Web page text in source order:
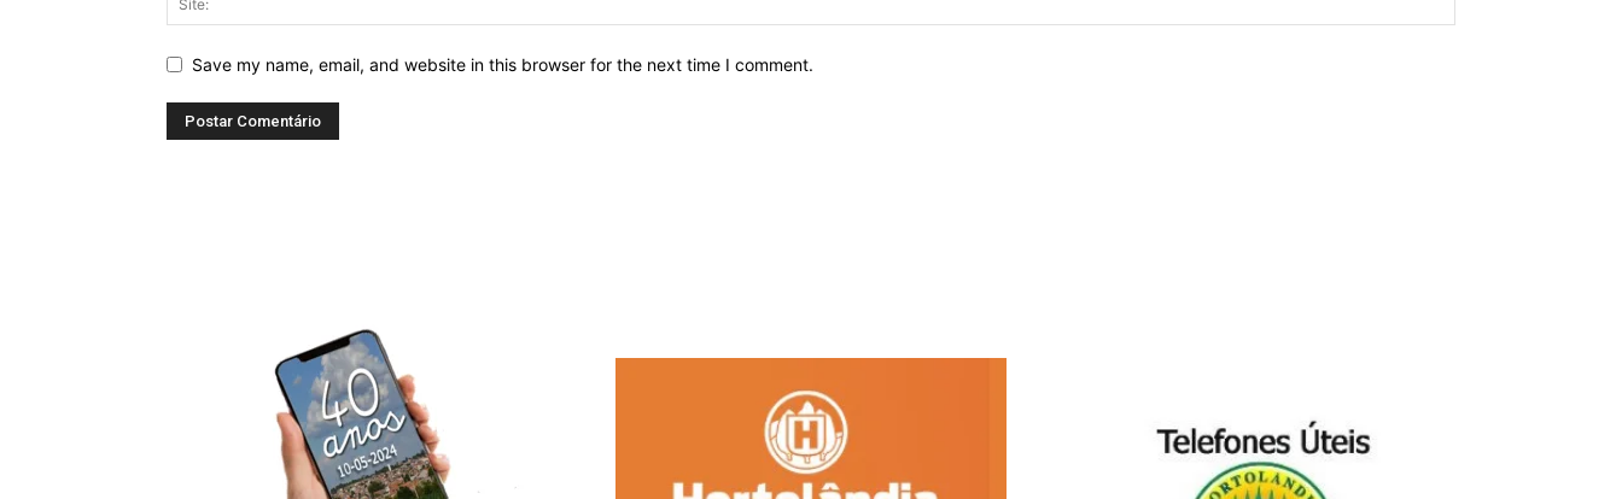
Save my name, email, and website in this browser for the next time I comment.